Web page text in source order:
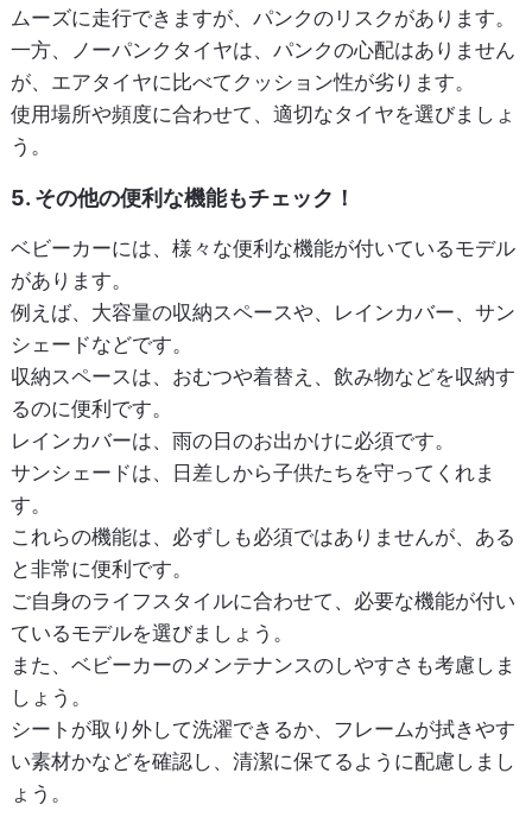
ムーズに走行できますが、パンクのリスクがあります。
一方、ノーパンクタイヤは、パンクの心配はありません
が、エアタイヤに比べてクッション性が劣ります。
使用場所や頻度に合わせて、適切なタイヤを選びましょ
う。
5. その他の便利な機能もチェック！
ベビーカーには、様々な便利な機能が付いているモデル
があります。
例えば、大容量の収納スペースや、レインカバー、サン
シェードなどです。
収納スペースは、おむつや着替え、飲み物などを収納す
るのに便利です。
レインカバーは、雨の日のお出かけに必須です。
サンシェードは、日差しから子供たちを守ってくれま
す。
これらの機能は、必ずしも必須ではありませんが、ある
と非常に便利です。
ご自身のライフスタイルに合わせて、必要な機能が付い
ているモデルを選びましょう。
また、ベビーカーのメンテナンスのしやすさも考慮しま
しょう。
シートが取り外して洗濯できるか、フレームが拭きやす
い素材かなどを確認し、清潔に保てるように配慮しまし
ょう。